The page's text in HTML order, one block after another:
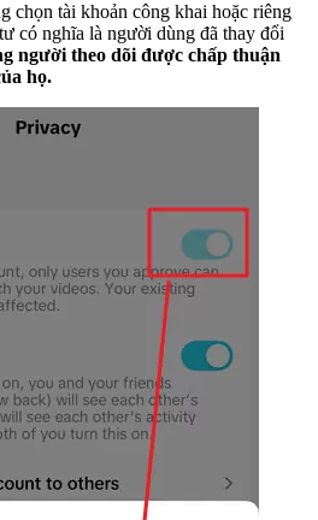
chọn tài khoản công khai hoặc riêng
có nghĩa là người dùng đã thay đổi
người theo dõi được chấp thuận
họ.